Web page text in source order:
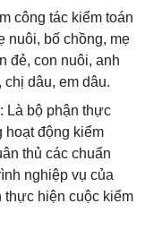
công tác kiểm toán
nuôi, bố chồng, mẹ
đẻ, con nuôi, anh
chị dâu, em dâu.
Là bộ phận thực
hoạt động kiểm
thủ các chuẩn
nghiệp vụ của
thực hiện cuộc kiểm